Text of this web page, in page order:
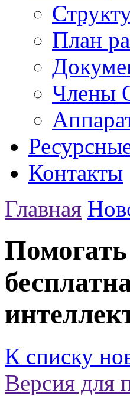
План
Члены
Контакты
Главная
К списку
Версия для